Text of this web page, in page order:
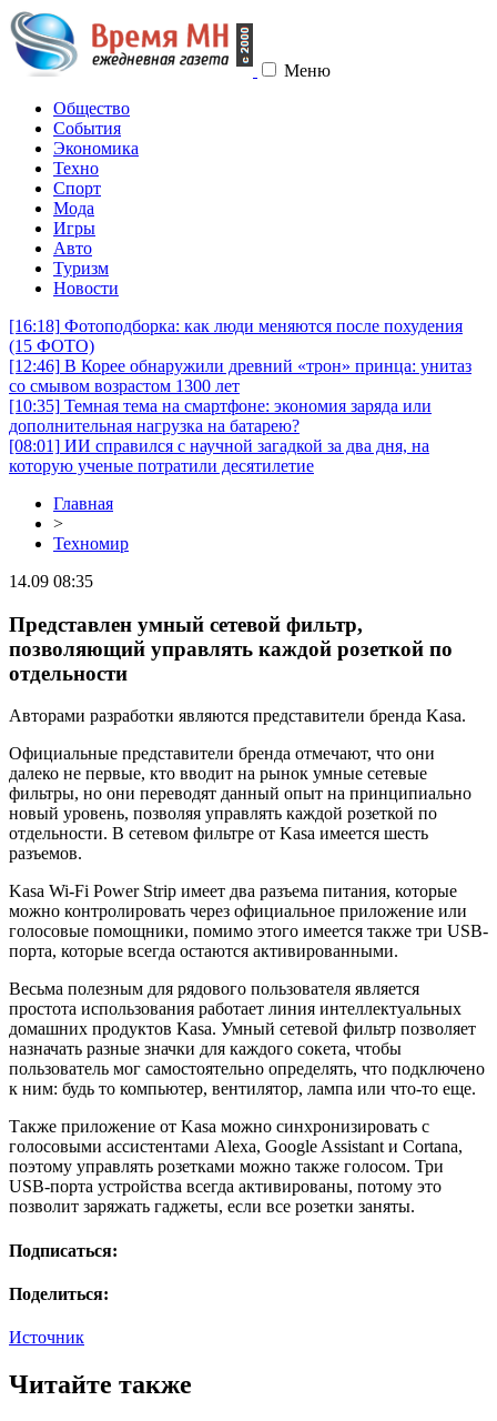
Меню
Общество
События
Экономика
Техно
Спорт
Мода
Игры
Авто
Туризм
Новости
[16:18] Фотоподборка: как люди меняются после похудения
(15 ФОТО)
[12:46] В Корее обнаружили древний «трон» принца: унитаз
со смывом возрастом 1300 лет
[10:35] Темная тема на смартфоне: экономия заряда или
дополнительная нагрузка на батарею?
[08:01] ИИ справился с научной загадкой за два дня, на
которую ученые потратили десятилетие
Главная
>
Техномир
14.09 08:35
Представлен умный сетевой фильтр,
позволяющий управлять каждой розеткой по
отдельности
Авторами разработки являются представители бренда Kasa.
Официальные представители бренда отмечают, что они
далеко не первые, кто вводит на рынок умные сетевые
фильтры, но они переводят данный опыт на принципиально
новый уровень, позволяя управлять каждой розеткой по
отдельности. В сетевом фильтре от Kasa имеется шесть
разъемов.
Kasa Wi-Fi Power Strip имеет два разъема питания, которые
можно контролировать через официальное приложение или
голосовые помощники, помимо этого имеется также три USB-
порта, которые всегда остаются активированными.
Весьма полезным для рядового пользователя является
простота использования работает линия интеллектуальных
домашних продуктов Kasa. Умный сетевой фильтр позволяет
назначать разные значки для каждого сокета, чтобы
пользователь мог самостоятельно определять, что подключено
к ним: будь то компьютер, вентилятор, лампа или что-то еще.
Также приложение от Kasa можно синхронизировать с
голосовыми ассистентами Alexa, Google Assistant и Cortana,
поэтому управлять розетками можно также голосом. Три
USB-порта устройства всегда активированы, потому это
позволит заряжать гаджеты, если все розетки заняты.
Подписаться:
Поделиться:
Источник
Читайте также